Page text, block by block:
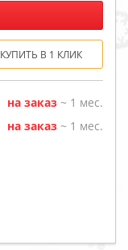
КУПИТЬ В 1 КЛИК
на заказ ~ 1 мес.
на заказ ~ 1 мес.